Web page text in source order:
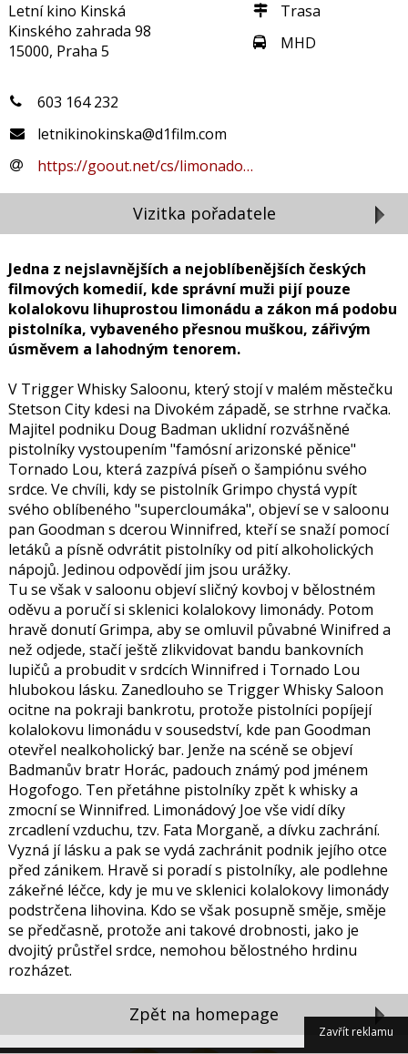
Zavřít reklamu
Letní kino Kinská
Kinského zahrada 98
15000, Praha 5
Trasa
MHD
603 164 232
letnikinokinska@d1film.com
https://goout.net/cs/limonado…
Vizitka pořadatele
Jedna z nejslavnějších a nejoblíbenějších českých
filmových komedií, kde správní muži pijí pouze
kolalokovu lihuprostou limonádu a zákon má podobu
pistolníka, vybaveného přesnou muškou, zářivým
úsměvem a lahodným tenorem.
V Trigger Whisky Saloonu, který stojí v malém městečku
Stetson City kdesi na Divokém západě, se strhne rvačka.
Majitel podniku Doug Badman uklidní rozvášněné
pistolníky vystoupením "famósní arizonské pěnice"
Tornado Lou, která zazpívá píseň o šampiónu svého
srdce. Ve chvíli, kdy se pistolník Grimpo chystá vypít
svého oblíbeného "supercloumáka", objeví se v saloonu
pan Goodman s dcerou Winnifred, kteří se snaží pomocí
letáků a písně odvrátit pistolníky od pití alkoholických
nápojů. Jedinou odpovědí jim jsou urážky.
Tu se však v saloonu objeví sličný kovboj v bělostném
oděvu a poručí si sklenici kolalokovy limonády. Potom
hravě donutí Grimpa, aby se omluvil půvabné Winifred a
než odjede, stačí ještě zlikvidovat bandu bankovních
lupičů a probudit v srdcích Winnifred i Tornado Lou
hlubokou lásku. Zanedlouho se Trigger Whisky Saloon
ocitne na pokraji bankrotu, protože pistolníci popíjejí
kolalokovu limonádu v sousedství, kde pan Goodman
otevřel nealkoholický bar. Jenže na scéně se objeví
Badmanův bratr Horác, padouch známý pod jménem
Hogofogo. Ten přetáhne pistolníky zpět k whisky a
zmocní se Winnifred. Limonádový Joe vše vidí díky
zrcadlení vzduchu, tzv. Fata Morganě, a dívku zachrání.
Vyzná jí lásku a pak se vydá zachránit podnik jejího otce
před zánikem. Hravě si poradí s pistolníky, ale podlehne
zákeřné léčce, kdy je mu ve sklenici kolalokovy limonády
podstrčena lihovina. Kdo se však posupně směje, směje
se předčasně, protože ani takové drobnosti, jako je
dvojitý průstřel srdce, nemohou bělostného hrdinu
rozházet.
Zpět na homepage